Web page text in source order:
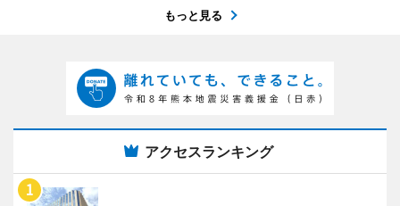
もっと見る
アクセスランキング